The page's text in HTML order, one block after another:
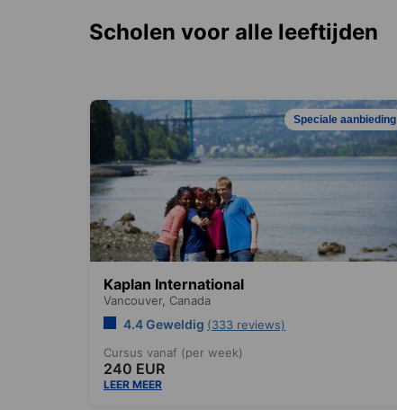
Scholen voor alle leeftijden
Speciale aanbieding
Kaplan International
Vancouver, Canada
4.4 Geweldig (333 reviews)
Cursus vanaf (per week)
240 EUR
LEER MEER